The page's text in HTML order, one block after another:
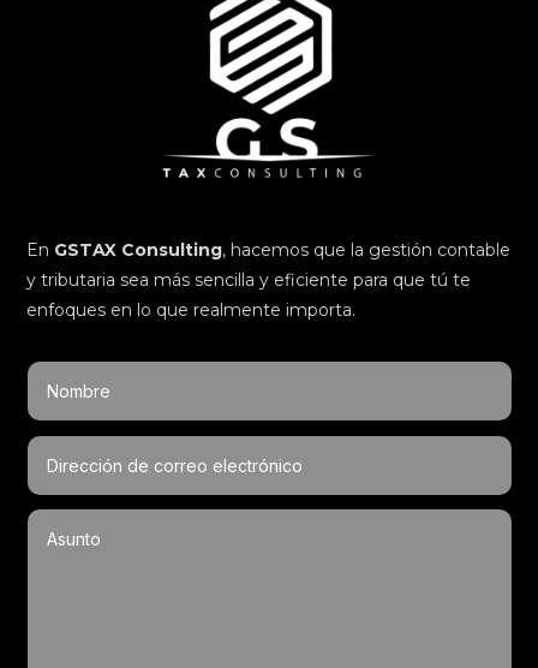
En GSTAX Consulting, hacemos que la gestión contable
y tributaria sea más sencilla y eficiente para que tú te
enfoques en lo que realmente importa.